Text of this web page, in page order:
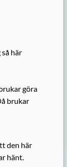
här
göra
brukar
den här
hänt.